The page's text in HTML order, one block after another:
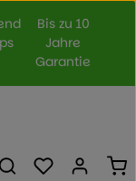
Bis zu 10
Jahre
Garantie
Du hast 0